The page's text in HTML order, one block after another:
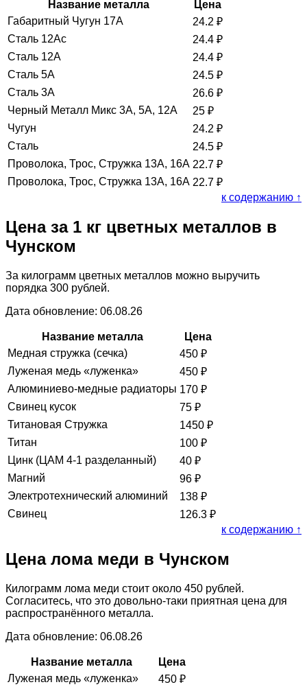
Название металла
Цена
Габаритный Чугун 17А
24.2 ₽
Сталь 12Ас
24.4 ₽
Сталь 12А
24.4 ₽
Сталь 5А
24.5 ₽
Сталь 3А
26.6 ₽
Черный Металл Микс 3А, 5А, 12А
25 ₽
Чугун
24.2 ₽
Сталь
24.5 ₽
Проволока, Трос, Стружка 13А, 16А 22.7 ₽
Проволока, Трос, Стружка 13А, 16А 22.7 ₽
к содержанию ↑
Цена за 1 кг цветных металлов в
Чунском
За килограмм цветных металлов можно выручить
порядка 300 рублей.
Дата обновление: 06.08.26
Название металла
Цена
Медная стружка (сечка)
450 ₽
Луженая медь «луженка»
450 ₽
Алюминиево-медные радиаторы 170 ₽
Свинец кусок
75 ₽
Титановая Стружка
1450 ₽
Титан
100 ₽
Цинк (ЦАМ 4-1 разделанный)
40 ₽
Магний
96 ₽
Электротехнический алюминий
138 ₽
Свинец
126.3 ₽
к содержанию ↑
Цена лома меди в Чунском
Килограмм лома меди стоит около 450 рублей.
Согласитесь, что это довольно-таки приятная цена для
распространённого металла.
Дата обновление: 06.08.26
Название металла
Цена
Луженая медь «луженка»
450 ₽